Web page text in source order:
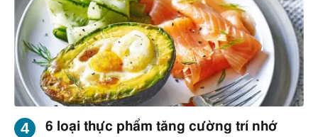
6 loại thực phẩm tăng cường trí nhớ